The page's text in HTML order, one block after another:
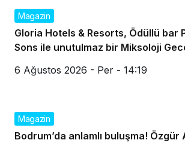
Magazin
Gloria Hotels & Resorts, Ödüllü bar
Sons ile unutulmaz bir Miksoloji
6 Ağustos 2026 - Per - 14:19
Magazin
Bodrum’da anlamlı buluşma! Özgür